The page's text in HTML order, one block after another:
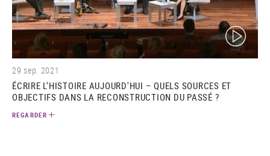
(video)
29 sep. 2021
ÉCRIRE L'HISTOIRE AUJOURD'HUI – QUELS SOURCES ET
OBJECTIFS DANS LA RECONSTRUCTION DU PASSÉ ?
REGARDER